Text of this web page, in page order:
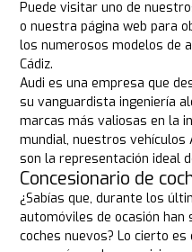
Puede visitar uno de
o nuestra página web para
los numerosos modelos de
Cádiz.
Audi es una empresa que
su vanguardista ingeniería
marcas más valiosas en la
mundial, nuestros vehículos
son la representación ideal
Concesionario de
¿Sabías que, durante los
automóviles de ocasión han
coches nuevos? Lo cierto